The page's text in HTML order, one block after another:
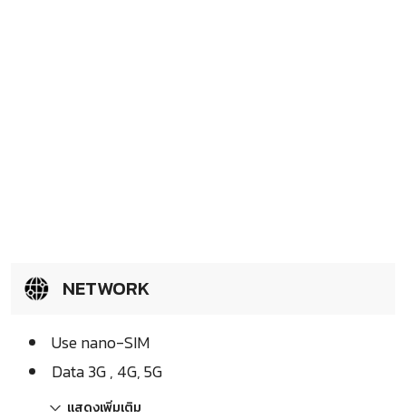
NETWORK
Use nano-SIM
Data 3G , 4G, 5G
แสดงเพิ่มเติม